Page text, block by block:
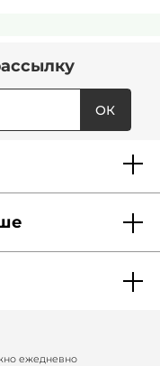
ОК
ежедневно